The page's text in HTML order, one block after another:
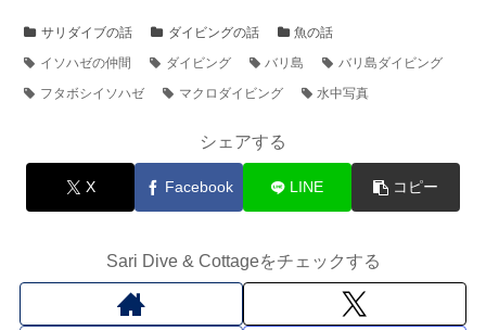
サリダイブの話 ダイビングの話
魚の話
イソハゼの仲間
ダイビング バリ島
バリ島ダイビング
フタボシイソハゼ
マクロダイビング 水中写真
シェアする
X Facebook LINE コピー
Sari Dive & Cottageをチェックする